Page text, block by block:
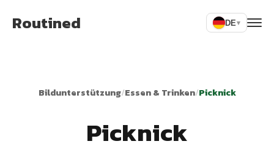
Routined DE▾
Bildunterstützung/Essen & Trinken/Picknick
Picknick